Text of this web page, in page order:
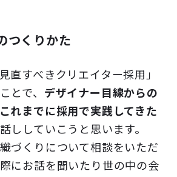
つくりかた
直すべきクリエイター採用」
とで、 デザイナー目線からの
れまでに採用で実践してきた
ししていこうと思います。
づくりについて相談をいただ
にお話を聞いたり世の中の会